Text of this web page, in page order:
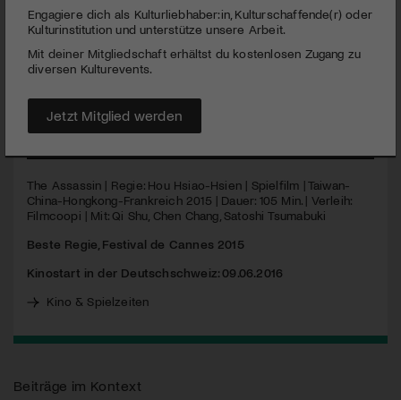
minute,
seconds
PUBLIZIERT AM 8. JUNI 2016
mit Martial-Arts-Elementen und erzählt von einer unerfüllten
Liebe im Spannungsfeld zwischen Gegenwart und
bester Regisseur ausgezeichnet.
MEHR
The Assassin | Regie: Hou Hsiao-Hsien | Spielfilm | Taiwan-
China-Hongkong-Frankreich 2015 | Dauer: 105 Min. | Verleih:
Filmcoopi | Mit: Qi Shu, Chen Chang, Satoshi Tsumabuki
Beste Regie, Festival de Cannes 2015
Kinostart in der Deutschschweiz: 09.06.2016
Kino & Spielzeiten
Beiträge im Kontext
Engagiere dich als Kulturliebhaber:in, Kulturschaffende(r) oder
Kulturinstitution und unterstütze unsere Arbeit.
Mit deiner Mitgliedschaft erhältst du kostenlosen Zugang zu
diversen Kulturevents.
Jetzt Mitglied werden